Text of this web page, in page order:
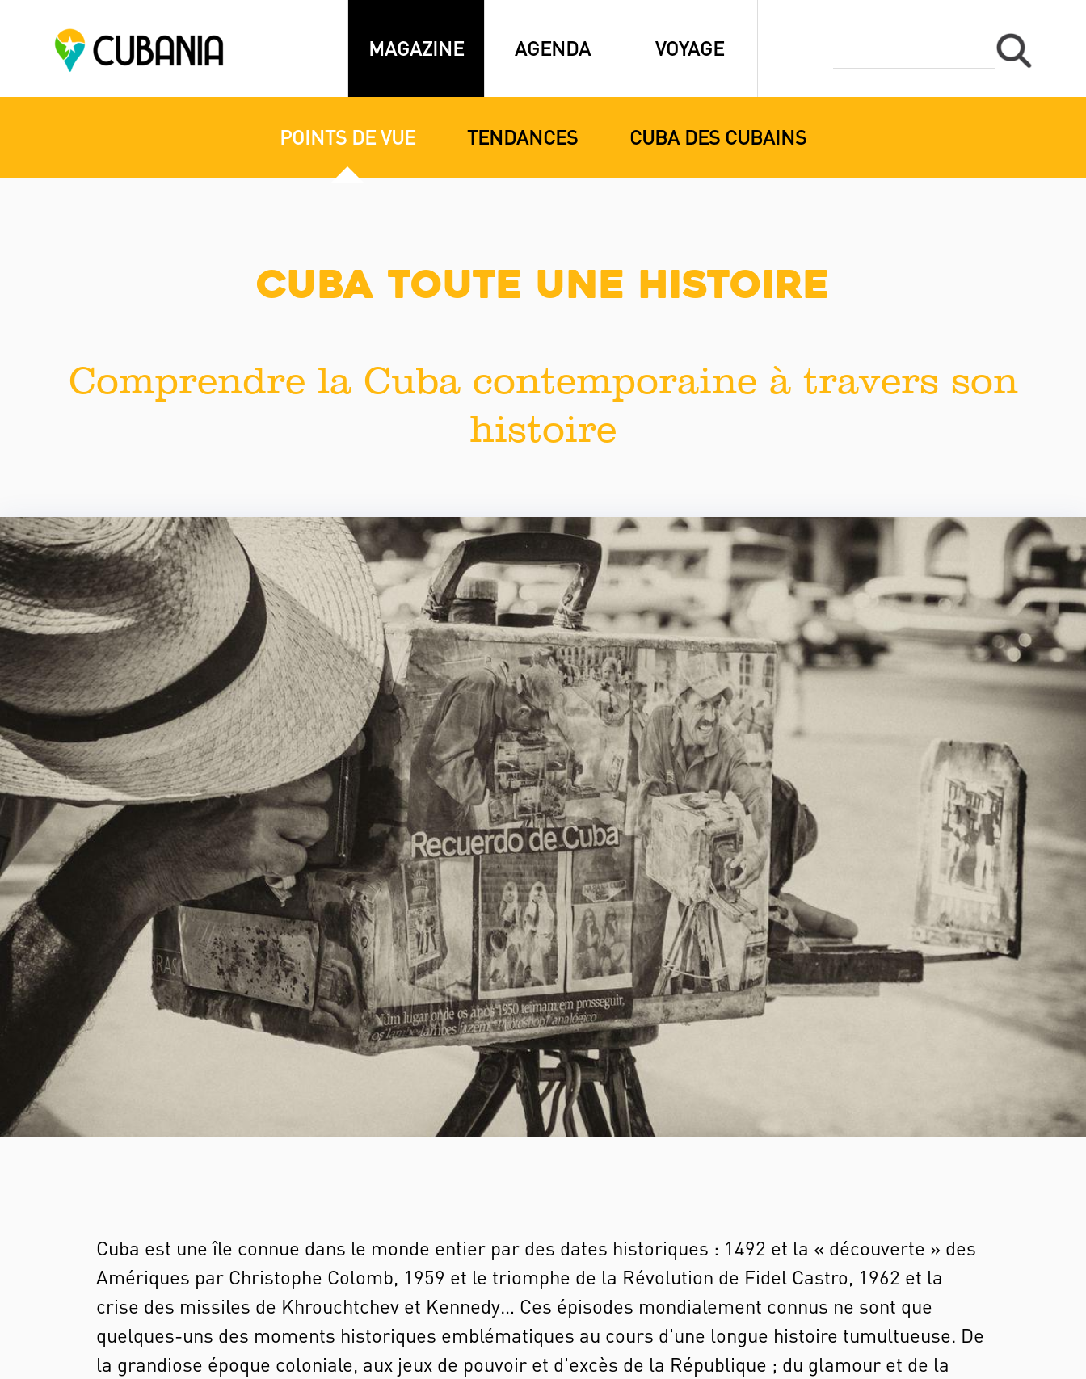
MAGAZINE AGENDA VOYAGE
POINTS DE VUE TENDANCES CUBA DES CUBAINS
Cuba Toute une Histoire
Comprendre la Cuba contemporaine à travers son
histoire
Cuba est une île connue dans le monde entier par des dates historiques : 1492 et la « découverte » des
Amériques par Christophe Colomb, 1959 et le triomphe de la Révolution de Fidel Castro, 1962 et la
crise des missiles de Khrouchtchev et Kennedy… Ces épisodes mondialement connus ne sont que
quelques-uns des moments historiques emblématiques au cours d'une longue histoire tumultueuse. De
la grandiose époque coloniale, aux jeux de pouvoir et d'excès de la République ; du glamour et de la